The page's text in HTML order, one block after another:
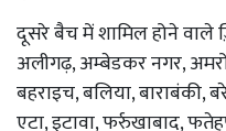
दूसरे बैच में शामिल होने
अलीगढ़, अम्बेडकर नगर,
बहराइच, बलिया, बाराबंकी,
एटा, इटावा, फर्रुखाबाद,